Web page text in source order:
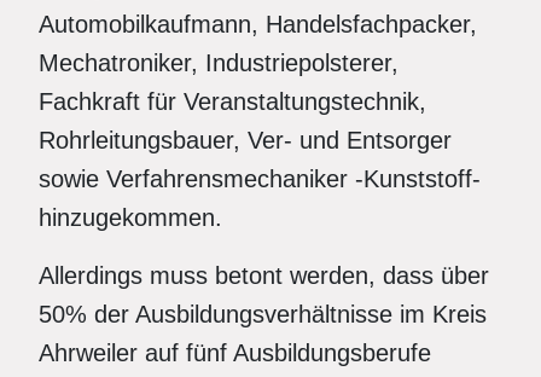
Automobilkaufmann, Handelsfachpacker,
Mechatroniker, Industriepolsterer,
Fachkraft für Veranstaltungstechnik,
Rohrleitungsbauer, Ver- und Entsorger
sowie Verfahrensmechaniker -Kunststoff-
hinzugekommen.
Allerdings muss betont werden, dass über
50% der Ausbildungsverhältnisse im Kreis
Ahrweiler auf fünf Ausbildungsberufe